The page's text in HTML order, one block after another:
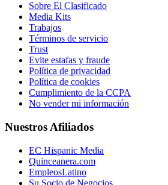
Sobre El Clasificado
Media Kits
Trabajos
Términos de servicio
Trust
Evite estafas y fraude
Política de privacidad
Política de cookies
Cumplimiento de la CCPA
No vender mi información
Nuestros Afiliados
EC Hispanic Media
Quinceanera.com
EmpleosLatino
Su Socio de Negocios